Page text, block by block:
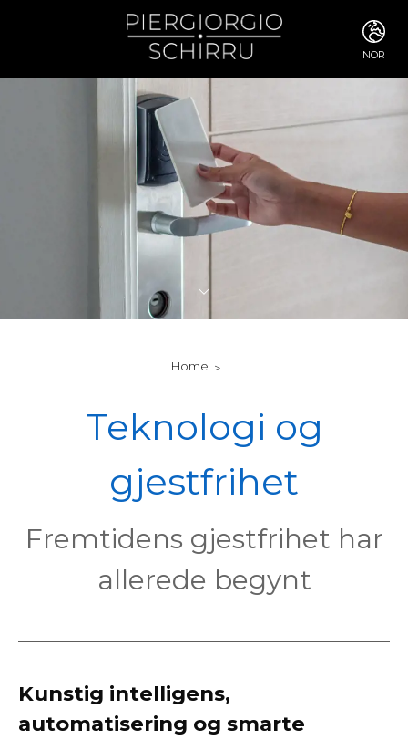
NOR
FRA
SVE
Home
Teknologi og
gjestfrihet
Fremtidens gjestfrihet har
allerede begynt
Kunstig intelligens,
automatisering og smarte